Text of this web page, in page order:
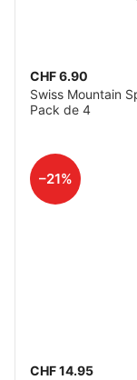
CHF 6.90
Swiss Mountain
Pack de 4
–21%
CHF 14.95